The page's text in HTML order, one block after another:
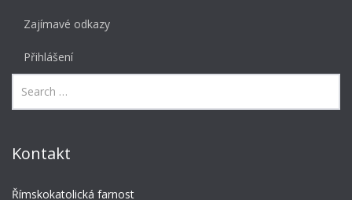
Zajímavé odkazy
Přihlášení
Kontakt
Římskokatolická farnost